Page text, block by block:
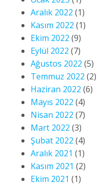
Aralık 2022 (1)
Kasım 2022 (1)
Ekim 2022 (9)
Eylül 2022 (7)
Ağustos 2022 (5)
Temmuz 2022 (2)
Haziran 2022 (6)
Mayıs 2022 (4)
Nisan 2022 (7)
Mart 2022 (3)
Şubat 2022 (4)
Aralık 2021 (1)
Kasım 2021 (2)
Ekim 2021 (1)